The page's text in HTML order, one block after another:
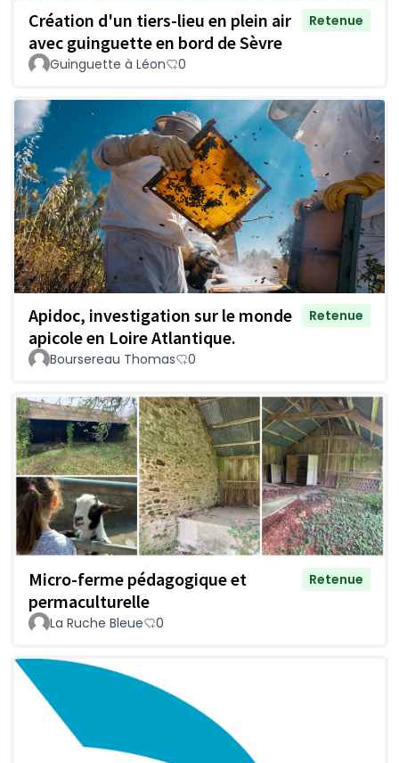
Création d'un tiers-lieu en plein air
avec guinguette en bord de Sèvre
Retenue
Guinguette à Léon 0
Apidoc, investigation sur le monde
apicole en Loire Atlantique.
Retenue
Boursereau Thomas 0
Micro-ferme pédagogique et
permaculturelle
Retenue
La Ruche Bleue 0